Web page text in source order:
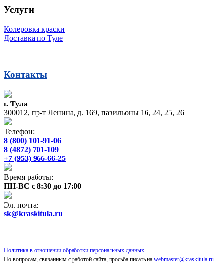
Услуги
Колеровка краски
Доставка по Туле
Контакты
г. Тула
300012, пр-т Ленина, д. 169, павильоны 16, 24, 25, 26
Телефон:
8 (800) 101-91-06
8 (4872) 701-109
+7 (953) 966-66-25
Время работы:
ПН-ВС с 8:30 до 17:00
Эл. почта:
sk@kraskitula.ru
Политика в отношении обработки персональных данных
По вопросам, связанным с работой сайта, просьба писать на webmaster@kraskitula.ru